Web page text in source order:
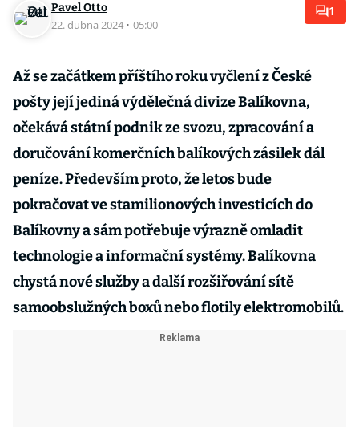
Pavel Otto
22. dubna 2024 · 05:00
1
Až se začátkem příštího roku vyčlení z České
pošty její jediná výdělečná divize Balíkovna,
očekává státní podnik ze svozu, zpracování a
doručování komerčních balíkových zásilek dál
peníze. Především proto, že letos bude
pokračovat ve stamilionových investicích do
Balíkovny a sám potřebuje výrazně omladit
technologie a informační systémy. Balíkovna
chystá nové služby a další rozšiřování sítě
samoobslužných boxů nebo flotily elektromobilů.